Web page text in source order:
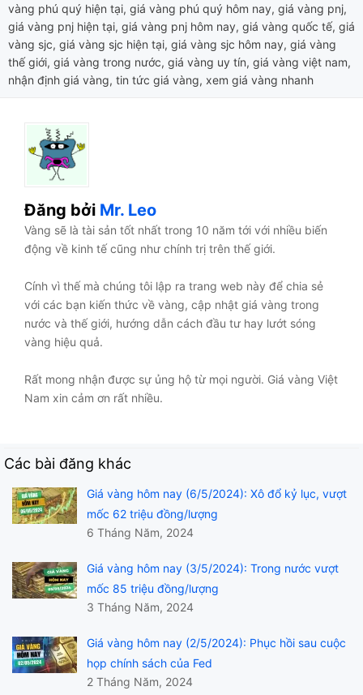
vàng phú quý hiện tại, giá vàng phú quý hôm nay, giá vàng pnj,
giá vàng pnj hiện tại, giá vàng pnj hôm nay, giá vàng quốc tế, giá
vàng sjc, giá vàng sjc hiện tại, giá vàng sjc hôm nay, giá vàng
thế giới, giá vàng trong nước, giá vàng uy tín, giá vàng việt nam,
nhận định giá vàng, tin tức giá vàng, xem giá vàng nhanh
Đăng bởi Mr. Leo
Vàng sẽ là tài sản tốt nhất trong 10 năm tới với nhiều biến
động về kinh tế cũng như chính trị trên thế giới.
Cính vì thế mà chúng tôi lập ra trang web này để chia sẻ
với các bạn kiến thức về vàng, cập nhật giá vàng trong
nước và thế giới, hướng dẫn cách đầu tư hay lướt sóng
vàng hiệu quả.
Rất mong nhận được sự ủng hộ từ mọi người. Giá vàng Việt
Nam xin cảm ơn rất nhiều.
Các bài đăng khác
Giá vàng hôm nay (6/5/2024): Xô đổ kỷ lục, vượt
mốc 62 triệu đồng/lượng
6 Tháng Năm, 2024
Giá vàng hôm nay (3/5/2024): Trong nước vượt
mốc 85 triệu đồng/lượng
3 Tháng Năm, 2024
Giá vàng hôm nay (2/5/2024): Phục hồi sau cuộc
họp chính sách của Fed
2 Tháng Năm, 2024